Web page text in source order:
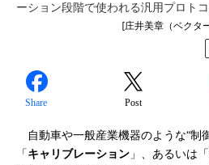
ーション段階で使われる汎用プロト
[庄井美章（ベクタ
Share Post
自動車や一般産業機器のような“制
「キャリブレーション 」、あるいは「